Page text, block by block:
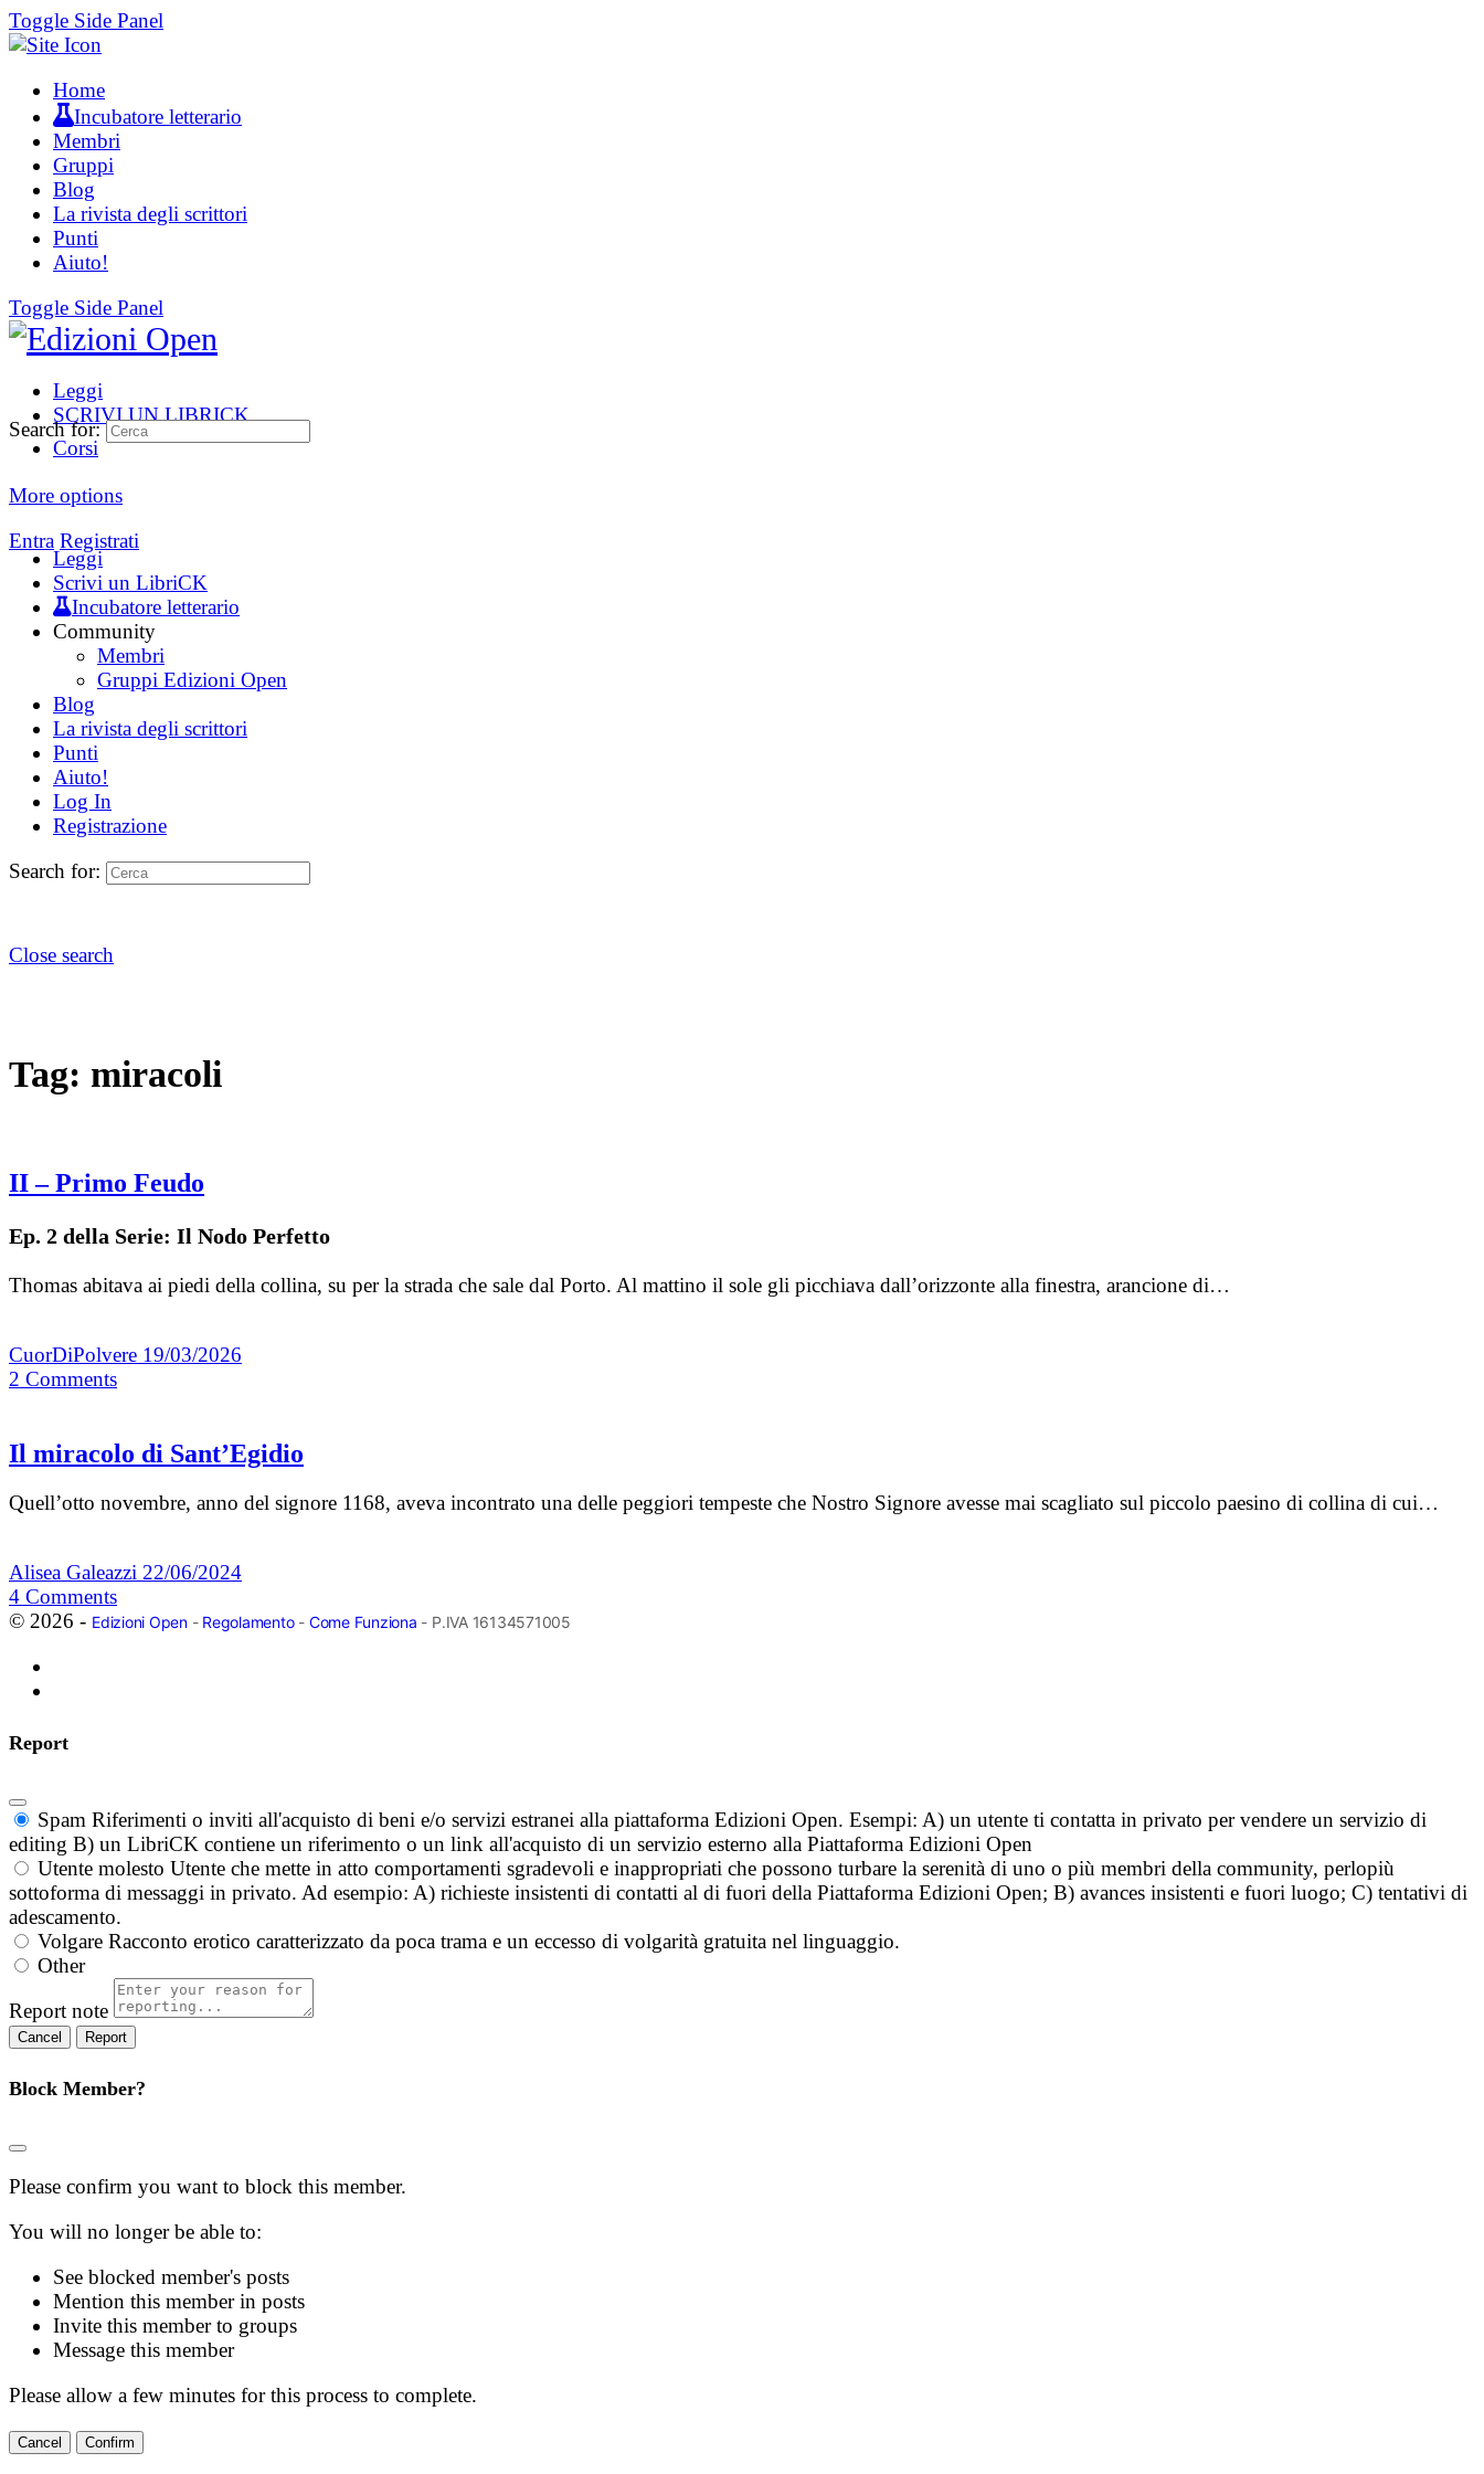
Toggle Side Panel
Home
Incubatore letterario
Membri
Gruppi
Blog
La rivista degli scrittori
Punti
Aiuto!
Toggle Side Panel
Leggi
SCRIVI UN LIBRICK
Corsi
More options
Entra Registrati
Search for:
Leggi
Scrivi un LibriCK
Incubatore letterario
Community
Membri
Gruppi Edizioni Open
Blog
La rivista degli scrittori
Punti
Aiuto!
Log In
Registrazione
Search for:
Close search
Tag: miracoli
II – Primo Feudo
Ep. 2 della Serie: Il Nodo Perfetto
Thomas abitava ai piedi della collina, su per la strada che sale dal Porto. Al mattino il sole gli picchiava dall’orizzonte alla finestra, arancione di…
CuorDiPolvere 19/03/2026
2 Comments
Il miracolo di Sant’Egidio
Quell’otto novembre, anno del signore 1168, aveva incontrato una delle peggiori tempeste che Nostro Signore avesse mai scagliato sul piccolo paesino di collina di cui…
Alisea Galeazzi 22/06/2024
4 Comments
© 2026 - Edizioni Open- Regolamento- Come Funziona - P.IVA 16134571005
Report
Spam Riferimenti o inviti all'acquisto di beni e/o servizi estranei alla piattaforma Edizioni Open. Esempi: A) un utente ti contatta in privato per vendere un servizio di
editing B) un LibriCK contiene un riferimento o un link all'acquisto di un servizio esterno alla Piattaforma Edizioni Open
Utente molesto Utente che mette in atto comportamenti sgradevoli e inappropriati che possono turbare la serenità di uno o più membri della community, perlopiù
sottoforma di messaggi in privato. Ad esempio: A) richieste insistenti di contatti al di fuori della Piattaforma Edizioni Open; B) avances insistenti e fuori luogo; C) tentativi di
adescamento.
Volgare Racconto erotico caratterizzato da poca trama e un eccesso di volgarità gratuita nel linguaggio.
Other
Report note
Report
Block Member?
Please confirm you want to block this member.
You will no longer be able to:
See blocked member's posts
Mention this member in posts
Invite this member to groups
Message this member
Please allow a few minutes for this process to complete.
Confirm